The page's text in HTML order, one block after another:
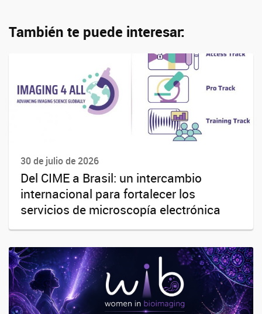
También te puede interesar:
30 de julio de 2026
Del CIME a Brasil: un intercambio
internacional para fortalecer los
servicios de microscopía electrónica